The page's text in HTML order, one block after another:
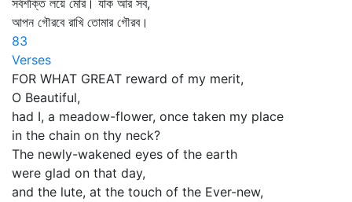
সর্বশক্তি লয়ে মোর। যাক আর সব,
আপন গৌরবে রাখি তোমার গৌরব।
83
Verses
FOR WHAT GREAT reward of my merit,
O Beautiful,
had I, a meadow-flower, once taken my place
in the chain on thy neck?
The newly-wakened eyes of the earth
were glad on that day,
and the lute, at the touch of the Ever-new,